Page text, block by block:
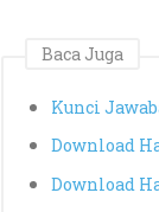
Baca Juga
Kunci
Download
Download